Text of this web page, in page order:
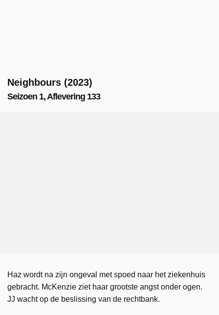
Neighbours (2023)
Seizoen 1, Aflevering 133
Haz wordt na zijn ongeval met spoed naar het ziekenhuis
gebracht. McKenzie ziet haar grootste angst onder ogen.
JJ wacht op de beslissing van de rechtbank.